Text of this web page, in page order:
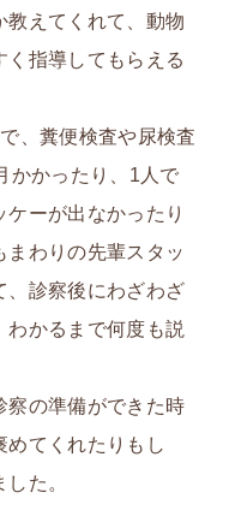
教えてくれて、動物
く指導してもらえる
、糞便検査や尿検査
かかったり、1人で
ーが出なかったり
まわりの先輩スタッ
、診察後にわざわざ
わかるまで何度も説
察の準備ができた時
めてくれたりもし
た。